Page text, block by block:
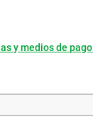
y medios de pago